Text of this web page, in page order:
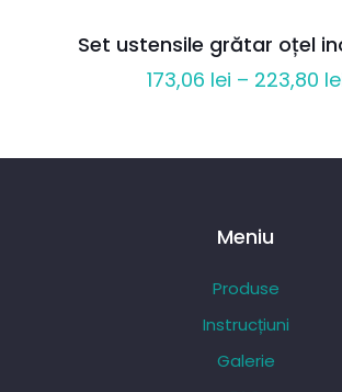
Set ustensile grătar oțel
173,06 lei – 223,80
Meniu
Produse
Instrucțiuni
Galerie